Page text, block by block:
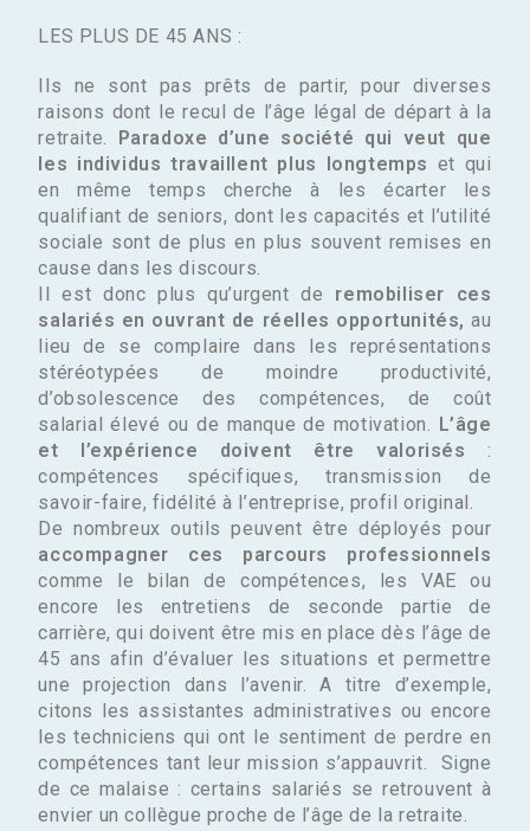
LES PLUS DE 45 ANS :
Ils ne sont pas prêts de partir, pour diverses
raisons dont le recul de l’âge légal de départ à la
retraite. Paradoxe d’une société qui veut que
les individus travaillent plus longtemps et qui
en même temps cherche à les écarter les
qualifiant de seniors, dont les capacités et l’utilité
sociale sont de plus en plus souvent remises en
cause dans les discours.
Il est donc plus qu’urgent de remobiliser ces
salariés en ouvrant de réelles opportunités, au
lieu de se complaire dans les représentations
stéréotypées de moindre productivité,
d’obsolescence des compétences, de coût
salarial élevé ou de manque de motivation. L’âge
et l’expérience doivent être valorisés :
compétences spécifiques, transmission de
savoir-faire, fidélité à l’entreprise, profil original.
De nombreux outils peuvent être déployés pour
accompagner ces parcours professionnels
comme le bilan de compétences, les VAE ou
encore les entretiens de seconde partie de
carrière, qui doivent être mis en place dès l’âge de
45 ans afin d’évaluer les situations et permettre
une projection dans l’avenir. A titre d’exemple,
citons les assistantes administratives ou encore
les techniciens qui ont le sentiment de perdre en
compétences tant leur mission s’appauvrit. Signe
de ce malaise : certains salariés se retrouvent à
envier un collègue proche de l’âge de la retraite.